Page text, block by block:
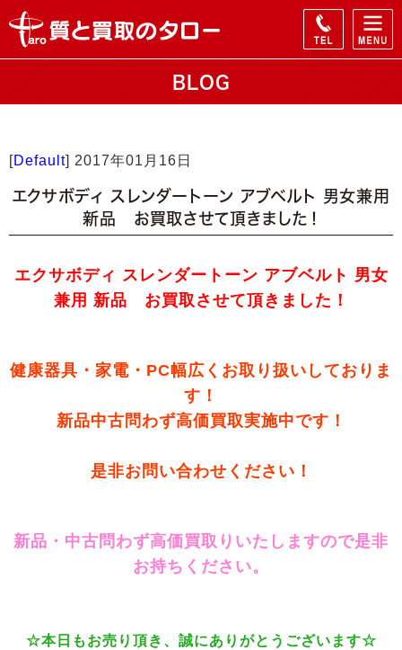
BLOG
[Default] 2017年01月16日
エクサボディ スレンダートーン アブベルト 男女兼用
新品 お買取させて頂きました！
エクサボディ スレンダートーン アブベルト 男女
兼用 新品 お買取させて頂きました！
健康器具・家電・PC幅広くお取り扱いしておりま
す！
新品中古問わず高価買取実施中です！
是非お問い合わせください！
新品・中古問わず高価買取りいたしますので是非
お持ちください。
☆本日もお売り頂き、誠にありがとうございます☆